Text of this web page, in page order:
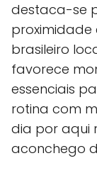
destaca-se
brasileiro
favorece
essenciais
rotina com
dia por aqui
aconchego